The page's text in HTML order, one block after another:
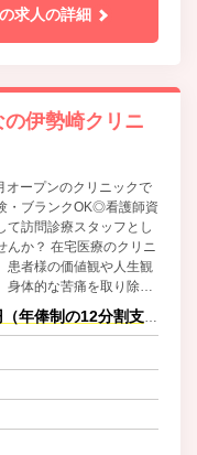
求人の詳細
伊勢崎クリニ
オープンのクリニックで
・ブランクOK◎看護師資
て訪問診療スタッフとし
んか？ 在宅医療のクリニ
患者様の価値観や人生観
身体的な苦痛を取り除く
生きがい・満足度を向上
のサポートを心がけてい
年俸制の12分割支